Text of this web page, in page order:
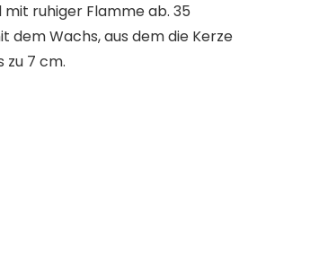
ruhiger Flamme ab. 35
Wachs, aus dem die Kerze
zu 7 cm.